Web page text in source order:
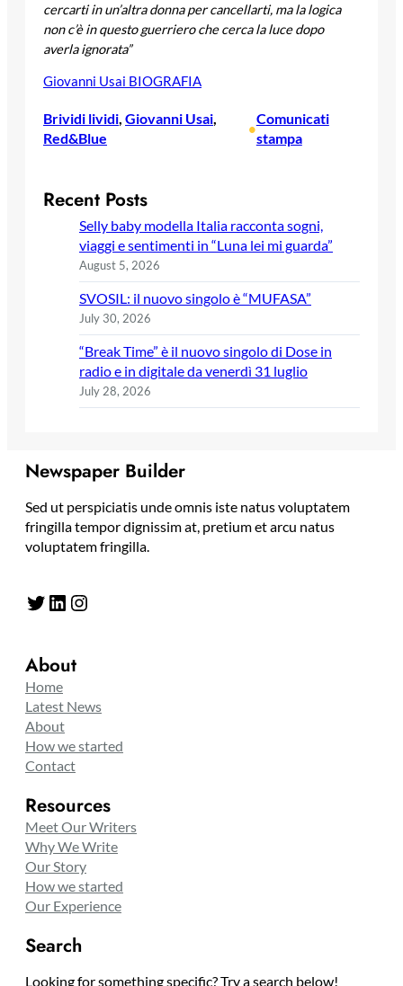
cercarti in un’altra donna per cancellarti, ma la logica
non c’è in questo guerriero che cerca la luce dopo
averla ignorata”
Giovanni Usai BIOGRAFIA
Brividi lividi, Giovanni Usai
Red&Blue
•
Comunicati
stampa
Recent Posts
Selly baby modella Italia racconta sogni,
viaggi e sentimenti in “Luna lei mi guarda”
August 5, 2026
SVOSIL: il nuovo singolo è “MUFASA”
July 30, 2026
“Break Time” è il nuovo singolo di Dose in
radio e in digitale da venerdì 31 luglio
July 28, 2026
Newspaper Builder
Sed ut perspiciatis unde omnis iste natus voluptatem
fringilla tempor dignissim at, pretium et arcu natus
voluptatem fringilla.
Twitter LinkedIn Instagram
About
Home
Latest News
About
How we started
Contact
Resources
Meet Our Writers
Why We Write
Our Story
How we started
Our Experience
Search
Looking for something specific? Try a search below!